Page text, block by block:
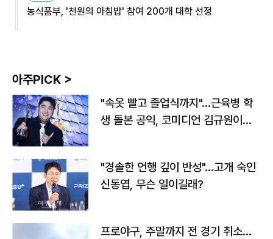
농식품부, '천원의 아침밥' 참여 200개 대학 선정
아주PICK >
"속옷 빨고 졸업식까지"…근육병 학
생 돌본 공익, 코미디언 김규원이었
"경솔한 언행 깊이 반성"…고개 숙인
신동엽, 무슨 일이길래?
프로야구, 주말까지 전 경기 취소…